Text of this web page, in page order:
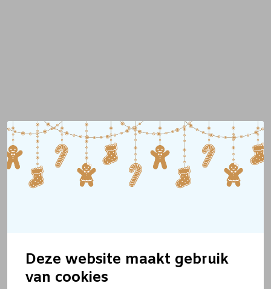
Deze website maakt gebruik
van cookies